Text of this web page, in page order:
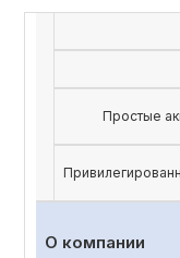
Простые
О компании